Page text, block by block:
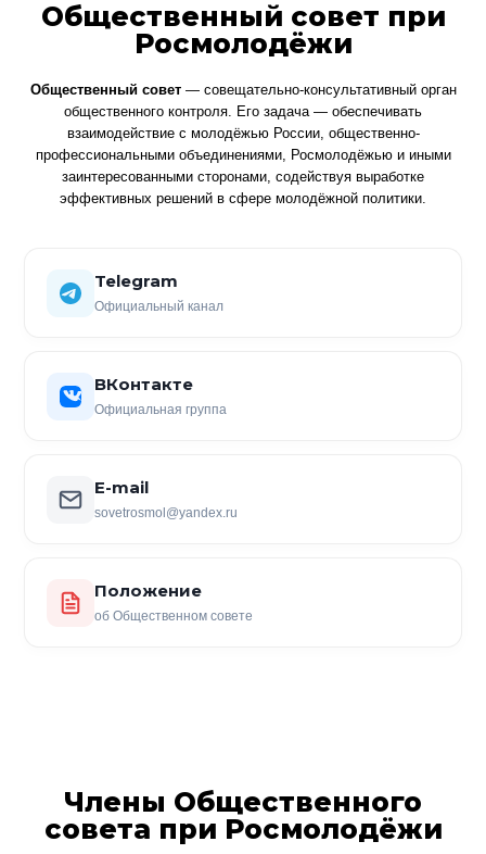
Общественный совет при
Росмолодёжи
Общественный совет— совещательно-консультативный орган
общественного контроля. Его задача — обеспечивать
взаимодействие с молодёжью России, общественно-
профессиональными объединениями, Росмолодёжью и иными
заинтересованными сторонами, содействуя выработке
эффективных решений в сфере молодёжной политики.
Telegram
Официальный канал
ВКонтакте
Официальная группа
E-mail
sovetrosmol@yandex.ru
Положение
об Общественном совете
Члены Общественного
совета при Росмолодёжи